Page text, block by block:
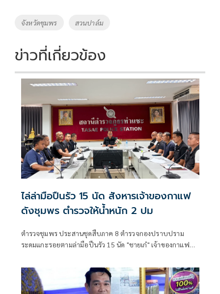
o
k
Li
k
Tags
จังหวัดชุมพร สวนปาล์ม
ข่าวที่เกี่ยวข้อง
ไล่ล่ามือปืนรัว 15 นัด สังหารเจ้าของกาแฟ
ดังชุมพร ตำรวจให้น้ำหนัก 2 ปม
ตำรวจชุมพร ประสานชุดสืบภาค 8 ตำรวจกองปราบปราม
ระดมแกะรอยตามล่ามือปืนรัว 15 นัด "ชายเก๋" เจ้าของกาแฟ
สำนักสงฆ์